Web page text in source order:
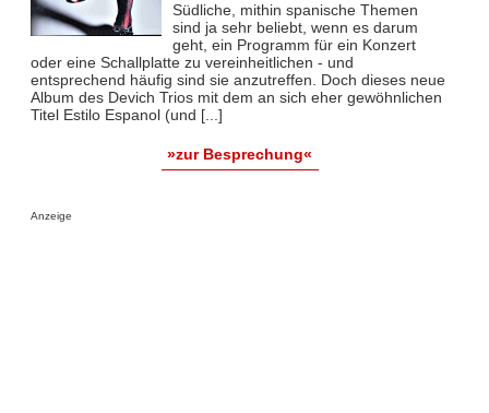
Südliche, mithin spanische Themen
sind ja sehr beliebt, wenn es darum
geht, ein Programm für ein Konzert
oder eine Schallplatte zu vereinheitlichen - und
entsprechend häufig sind sie anzutreffen. Doch dieses neue
Album des Devich Trios mit dem an sich eher gewöhnlichen
Titel Estilo Espanol (und [...]
»zur Besprechung«
Anzeige